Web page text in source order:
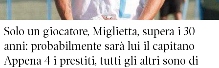
Solo un giocatore, Miglietta, supera i 30
anni: probabilmente sarà lui il capitano
Appena 4 i prestiti, tutti gli altri sono di